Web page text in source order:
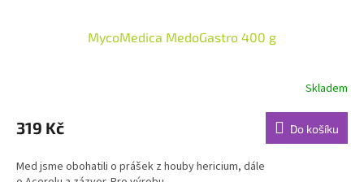
MycoMedica MedoGastro 400 g
produktu
je
z
Skladem
319 Kč Do košíku
Med jsme obohatili o prášek z houby hericium, dále